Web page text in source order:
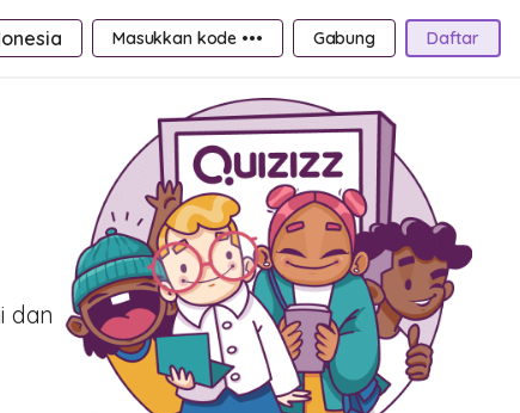
Masukkan kode ••• Gabung Daftar
dan